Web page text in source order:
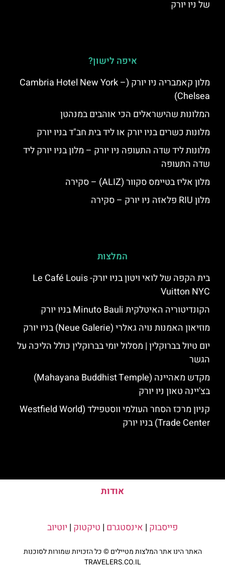
של ניו יורק
איפה לישון?
מלון קאמבריה ניו יורק (Cambria Hotel New York –
Chelsea)
המלונות שהישראלים הכי אוהבים במנהטן
מלונות כשרים בניו יורק או ליד בית חב"ד בניו יורק
מלונות ליד שדה התעופה ניו יורק – מלון בניו יורק ליד
שדה התעופה
מלון אליז בטיימס סקוור (ALIZ) – סקירה
מלון RIU פלאזה ניו יורק – סקירה
המלצות
בית הקפה של לואי ויטון בניו יורק- Le Café Louis
Vuitton NYC
הקונדיטוריה האיטלקית Minuto Bauli בניו יורק
מוזיאון האמנות נויה גאלרי (Neue Galerie) בניו יורק
יום טיול בברוקלין | מסלול יומי בברוקלין כולל הליכה על
הגשר
מקדש מאהיינה (Mahayana Buddhist Temple)
בצ'יינה טאון ניו יורק
קניון מרכז הסחר העולמי ווסטפילד (Westfield World
Trade Center) בניו יורק
אודות
פייסבוק | אינסטגרם | טיקטוק | יוטיוב
האתר הינו אתר המלצות מטיילים © כל הזכויות שמורות לסוכנות
TRAVELERS.CO.IL